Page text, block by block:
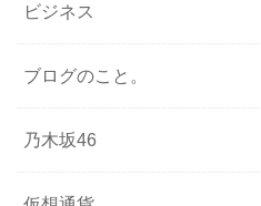
ビジネス
ブログのこと。
乃木坂46